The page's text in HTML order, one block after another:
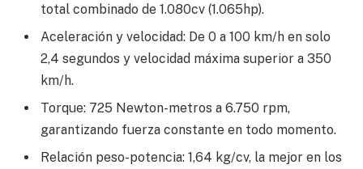
total combinado de 1.080cv (1.065hp).
Aceleración y velocidad: De 0 a 100 km/h en solo
2,4 segundos y velocidad máxima superior a 350
km/h.
Torque: 725 Newton-metros a 6.750 rpm,
garantizando fuerza constante en todo momento.
Relación peso-potencia: 1,64 kg/cv, la mejor en los